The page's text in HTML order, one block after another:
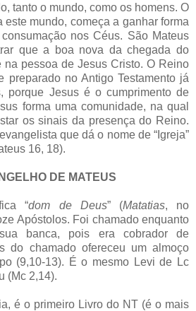
tanto o mundo, como os homens. O
este mundo, começa a ganhar forma
nos Céus. São Mateus
que a boa nova da chegada do
na pessoa de Jesus Cristo. O Reino
preparado no Antigo Testamento já
porque Jesus é o cumprimento de
forma uma comunidade, na qual
os sinais da presença do Reino.
que dá o nome de “Igreja”
16, 18).
DE MATEUS
“dom de Deus” (Matatias, no
Apóstolos. Foi chamado enquanto
banca, pois era cobrador de
do chamado ofereceu um almoço
(9,10-13). É o mesmo Levi de Lc
(Mc 2,14).
é o primeiro Livro do NT (é o mais